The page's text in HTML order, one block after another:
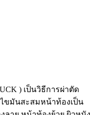
) เป็นวิธีการผ่าตัด
ขมันสะสมหน้าท้องเป็น